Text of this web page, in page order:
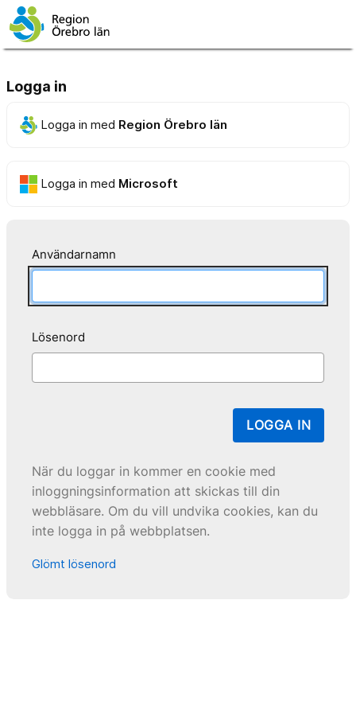
Logga in
Logga in med Region Örebro län
Logga in med Microsoft
Användarnamn
Lösenord
LOGGA IN
När du loggar in kommer en cookie med
inloggningsinformation att skickas till din
webbläsare. Om du vill undvika cookies, kan du
inte logga in på webbplatsen.
Glömt lösenord